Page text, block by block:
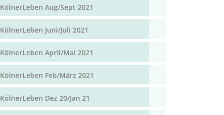
KölnerLeben Aug/Sept 2021
KölnerLeben Juni/Juli 2021
KölnerLeben April/Mai 2021
KölnerLeben Feb/März 2021
KölnerLeben Dez 20/Jan 21